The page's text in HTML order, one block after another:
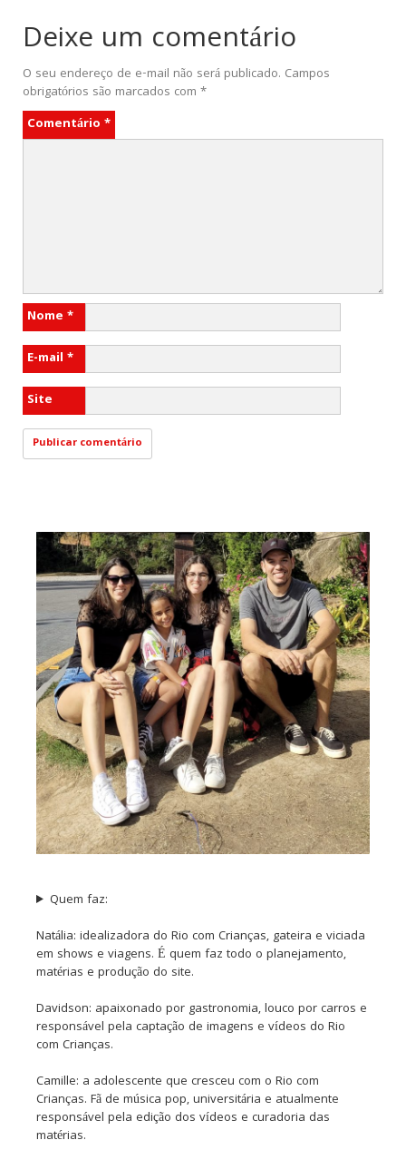
Deixe um comentário
O seu endereço de e-mail não será publicado. Campos
obrigatórios são marcados com *
Comentário *
Nome *
E-mail *
Site
Quem faz:
Natália: idealizadora do Rio com Crianças, gateira e viciada
em shows e viagens. É quem faz todo o planejamento,
matérias e produção do site.
Davidson: apaixonado por gastronomia, louco por carros e
responsável pela captação de imagens e vídeos do Rio
com Crianças.
Camille: a adolescente que cresceu com o Rio com
Crianças. Fã de música pop, universitária e atualmente
responsável pela edição dos vídeos e curadoria das
matérias.